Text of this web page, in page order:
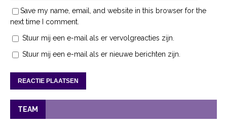
Save my name, email, and website in this browser for the
next time I comment.
Stuur mij een e-mail als er vervolgreacties zijn.
Stuur mij een e-mail als er nieuwe berichten zijn.
TEAM